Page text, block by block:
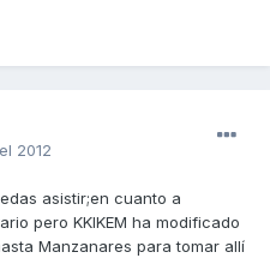
2012
asistir;en cuanto a
pero KKIKEM ha modificado
Manzanares para tomar allí